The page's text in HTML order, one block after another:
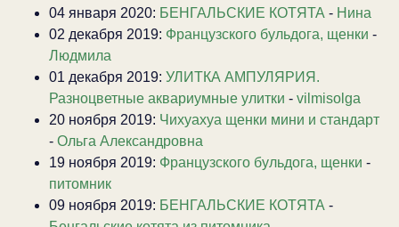
04 января 2020: БЕНГАЛЬСКИЕ КОТЯТА - Нина
02 декабря 2019: Французского бульдога, щенки -
Людмила
01 декабря 2019: УЛИТКА АМПУЛЯРИЯ.
Разноцветные аквариумные улитки - vilmisolga
20 ноября 2019: Чихуахуа щенки мини и стандарт
- Ольга Александровна
19 ноября 2019: Французского бульдога, щенки -
питомник
09 ноября 2019: БЕНГАЛЬСКИЕ КОТЯТА -